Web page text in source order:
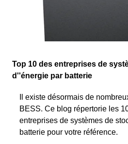
Top 10 des entreprises de
d''énergie par batterie
Il existe désormais de
BESS. Ce blog répertorie les
entreprises de systèmes de
batterie pour votre référence.